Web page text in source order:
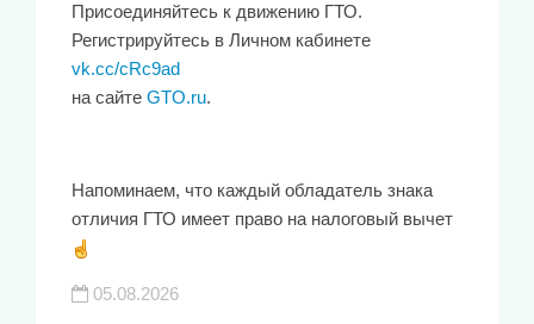
Присоединяйтесь к движению ГТО.
Регистрируйтесь в Личном кабинете
vk.cc/cRc9ad
на сайте GTO.ru.
Напоминаем, что каждый обладатель знака
отличия ГТО имеет право на налоговый вычет
05.08.2026